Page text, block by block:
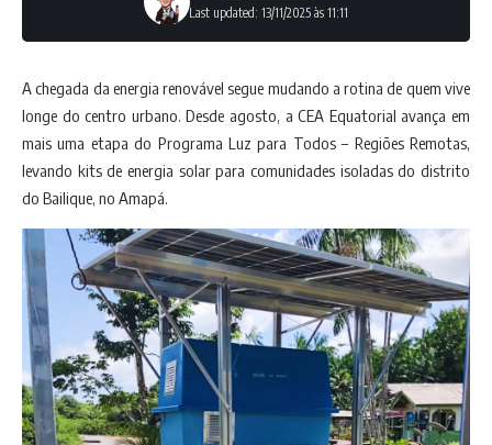
Last updated: 13/11/2025 às 11:11
A chegada da energia renovável segue mudando a rotina de quem vive
longe do centro urbano. Desde agosto, a CEA Equatorial avança em
mais uma etapa do Programa Luz para Todos – Regiões Remotas,
levando kits de energia solar para comunidades isoladas do distrito
do Bailique, no Amapá.